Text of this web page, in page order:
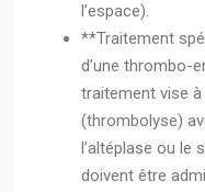
l’espace).
**Traitement
d’une thrombo-
traitement vise
(thrombolyse)
l’altéplase ou
doivent être